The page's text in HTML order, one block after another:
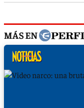
MÁS EN